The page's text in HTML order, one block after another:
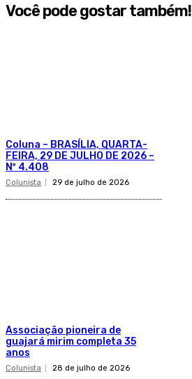
Você pode gostar também!
Coluna – BRASÍLIA, QUARTA-
FEIRA, 29 DE JULHO DE 2026 –
Nº 4.408
Colunista 29 de julho de 2026
Associação pioneira de
guajará mirim completa 35
anos
Colunista 28 de julho de 2026